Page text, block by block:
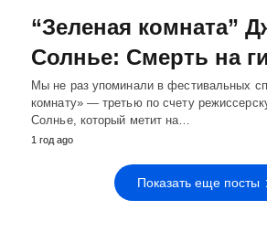
“Зеленая комната”
Солнье: Смерть на
Мы не раз упоминали в фестивальных
комнату» — третью по счету
Солнье, который метит на…
1 год ago
Показать еще посты